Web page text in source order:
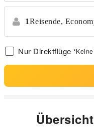
1Reisende,
Nur Direktflüge